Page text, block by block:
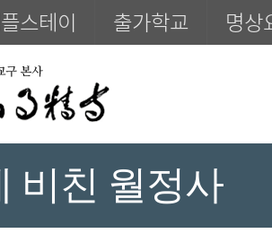
스테이 출가학교 명상
비친 월정사